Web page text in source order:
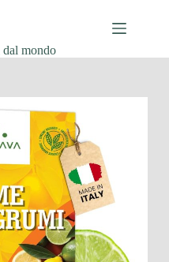
mondo